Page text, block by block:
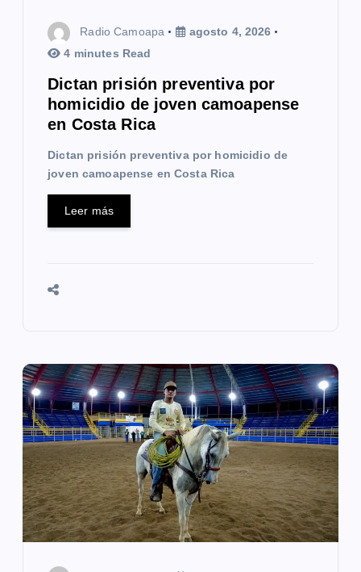
Radio Camoapa
agosto 4, 2026
4 minutes Read
Dictan prisión preventiva por
homicidio de joven camoapense
en Costa Rica
Dictan prisión preventiva por homicidio de
joven camoapense en Costa Rica
Leer más